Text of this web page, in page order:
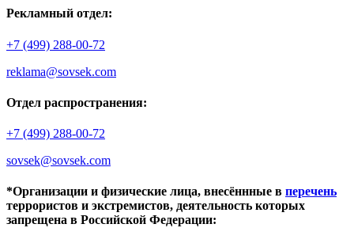
Рекламный отдел:
+7 (499) 288-00-72
reklama@sovsek.com
Отдел распространения:
+7 (499) 288-00-72
sovsek@sovsek.com
*Организации и физические лица, внесённные в перечень
террористов и экстремистов, деятельность которых
запрещена в Российской Федерации: